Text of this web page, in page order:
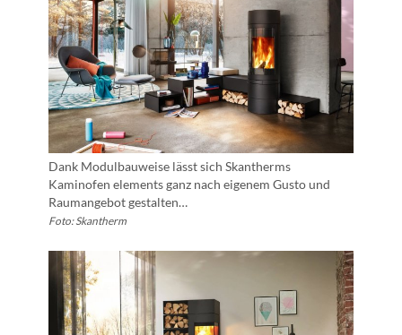
Dank Modulbauweise lässt sich Skantherms
Kaminofen elements ganz nach eigenem Gusto und
Raumangebot gestalten…
Foto: Skantherm